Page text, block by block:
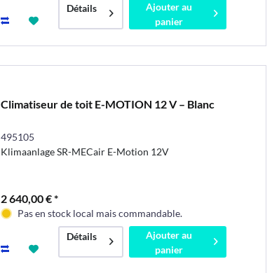
Détails
Ajouter au
panier
Climatiseur de toit E-MOTION 12 V – Blanc
495105
Klimaanlage SR-MECair E-Motion 12V
2 640,00 € *
Pas en stock local mais commandable.
Détails
Ajouter au
panier